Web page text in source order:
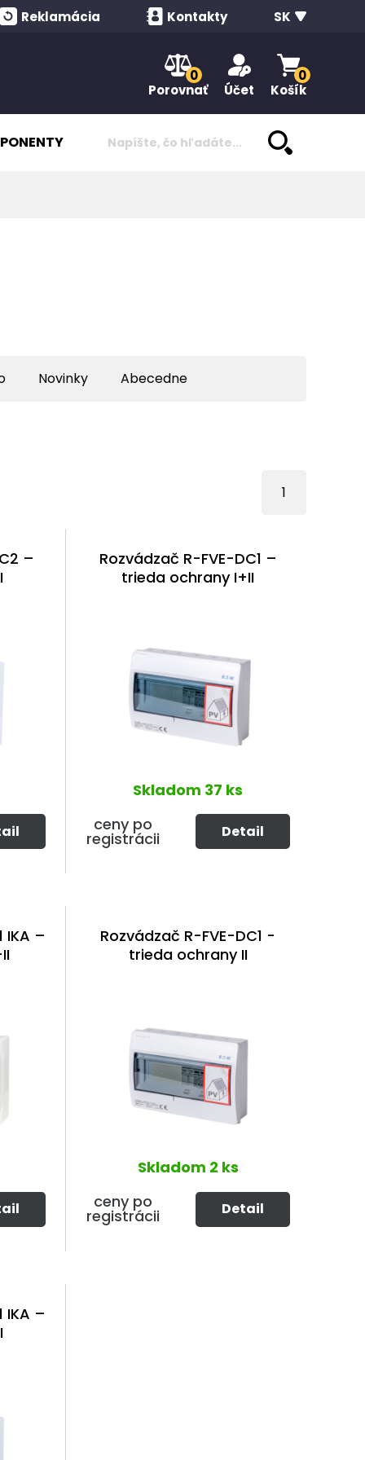
Reklamácia Kontakty SK
0
Porovnať
Účet
0
Košík
Novinky Abecedne
1
–
Rozvádzač R-FVE-DC1 –
trieda ochrany I+II
Skladom 37 ks
ceny po
registrácii Detail
IKA –
Rozvádzač R-FVE-DC1 -
trieda ochrany II
Skladom 2 ks
ceny po
registrácii Detail
IKA –